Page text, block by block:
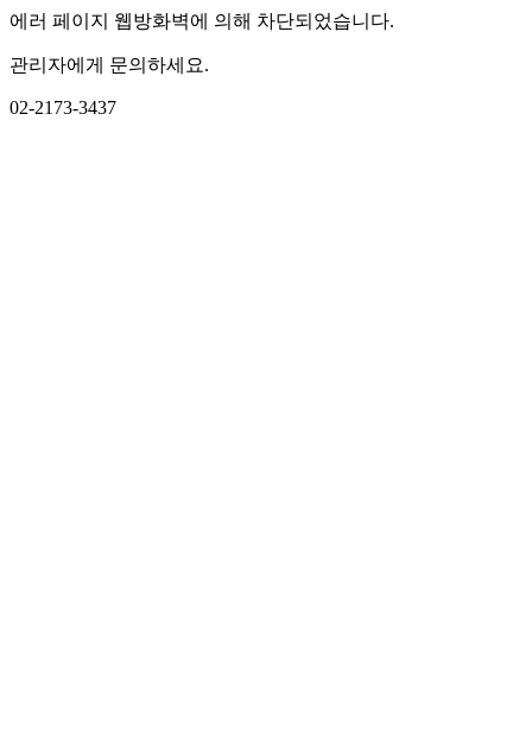
에러 페이지 웹방화벽에 의해 차단되었습니다.
관리자에게 문의하세요.
02-2173-3437